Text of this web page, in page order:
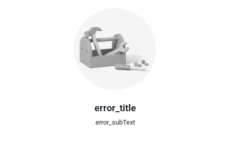
error_title
error_subText